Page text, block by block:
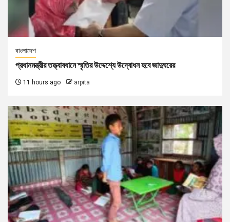
বাংলাদেশ
প্রধানমন্ত্রীর তত্ত্বাবধানে স্মৃতির উদ্দেশ্যে উদ্বোধন হবে জাদুঘরের
11 hours ago arpita